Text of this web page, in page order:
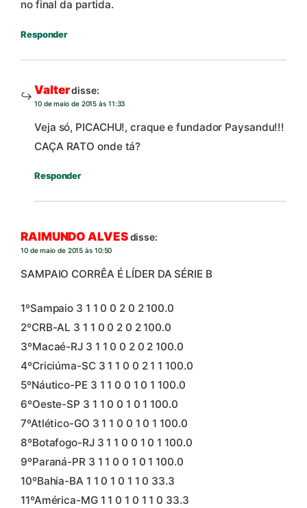
no final da partida.
Responder
Valterdisse:
10 de maio de 2015 às 11:33
Veja só, PICACHU!, craque e fundador Paysandu!!!
CAÇA RATO onde tá?
Responder
RAIMUNDO ALVESdisse:
10 de maio de 2015 às 10:50
SAMPAIO CORRÊA É LÍDER DA SÉRIE B
1ºSampaio 3 1 1 0 0 2 0 2 100.0
2ºCRB-AL 3 1 1 0 0 2 0 2 100.0
3ºMacaé-RJ 3 1 1 0 0 2 0 2 100.0
4ºCriciúma-SC 3 1 1 0 0 2 1 1 100.0
5ºNáutico-PE 3 1 1 0 0 1 0 1 100.0
6ºOeste-SP 3 1 1 0 0 1 0 1 100.0
7ºAtlético-GO 3 1 1 0 0 1 0 1 100.0
8ºBotafogo-RJ 3 1 1 0 0 1 0 1 100.0
9ºParaná-PR 3 1 1 0 0 1 0 1 100.0
10ºBahia-BA 1 1 0 1 0 1 1 0 33.3
11ºAmérica-MG 1 1 0 1 0 1 1 0 33.3